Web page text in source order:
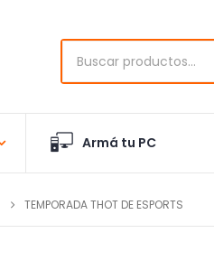
Armá tu PC
TEMPORADA THOT DE ESPORTS